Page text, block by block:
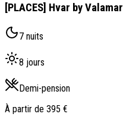
[PLACES] Hvar by Valamar
7 nuits
8 jours
Demi-pension
À partir de 395 €